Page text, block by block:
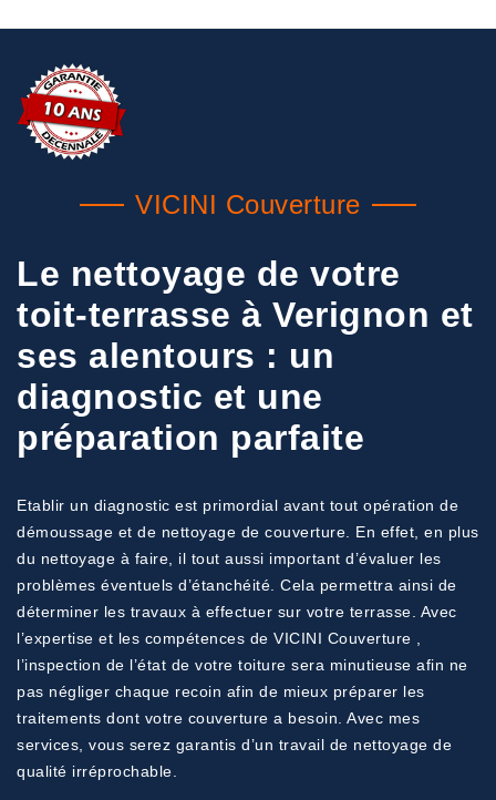
VICINI Couverture
Le nettoyage de votre
toit-terrasse à Verignon et
ses alentours : un
diagnostic et une
préparation parfaite
Etablir un diagnostic est primordial avant tout opération de
démoussage et de nettoyage de couverture. En effet, en plus
du nettoyage à faire, il tout aussi important d’évaluer les
problèmes éventuels d’étanchéité. Cela permettra ainsi de
déterminer les travaux à effectuer sur votre terrasse. Avec
l’expertise et les compétences de VICINI Couverture ,
l’inspection de l’état de votre toiture sera minutieuse afin ne
pas négliger chaque recoin afin de mieux préparer les
traitements dont votre couverture a besoin. Avec mes
services, vous serez garantis d’un travail de nettoyage de
qualité irréprochable.